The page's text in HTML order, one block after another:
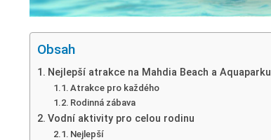
Obsah
Nejlepší atrakce na Mahdia Beach a Aquaparku
Atrakce pro každého
Rodinná zábava
Vodní aktivity pro celou rodinu
Nejlepší